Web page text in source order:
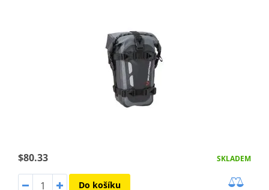
$80.33 SKLADEM
Do košíku